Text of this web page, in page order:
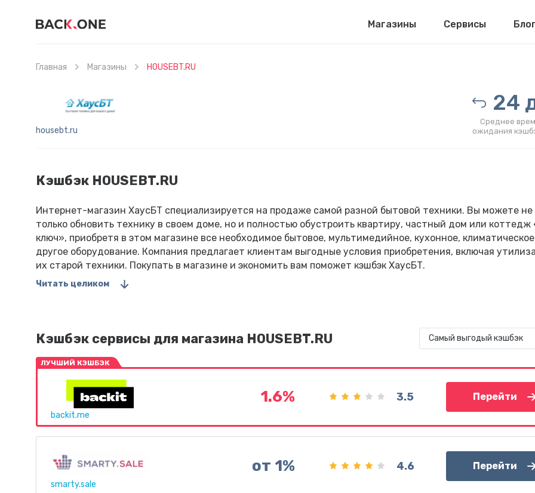
Магазины Сервисы
Главная Магазины HOUSEBT.RU
housebt.ru
24
Среднее
ожидания
Кэшбэк HOUSEBT.RU
Интернет-магазин ХаусБТ специализируется на продаже самой разной бытовой техники. Вы можете не
только обновить технику в своем доме, но и полностью обустроить квартиру, частный дом или коттедж
ключ», приобретя в этом магазине все необходимое бытовое, мультимедийное, кухонное,
другое оборудование. Компания предлагает клиентам выгодные условия приобретения, включая
их старой техники. Покупать в магазине и экономить вам поможет кэшбэк ХаусБТ.
Читать целиком
Кэшбэк сервисы для магазина HOUSEBT.RU Самый выгодый кэшбэк
ЛУЧШИЙ КЭШБЭК
backit.me
1.6% 3.5 Перейти
smarty.sale
от 1% 4.6 Перейти